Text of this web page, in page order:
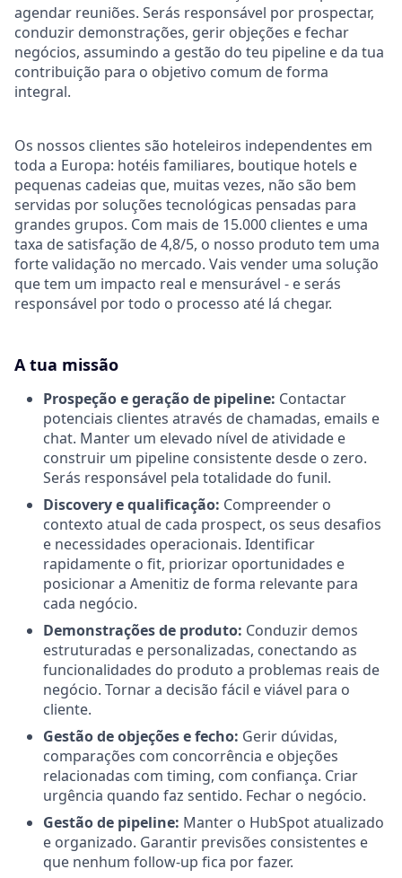
agendar reuniões. Serás responsável por prospectar,
conduzir demonstrações, gerir objeções e fechar
negócios, assumindo a gestão do teu pipeline e da tua
contribuição para o objetivo comum de forma
integral.
Os nossos clientes são hoteleiros independentes em
toda a Europa: hotéis familiares, boutique hotels e
pequenas cadeias que, muitas vezes, não são bem
servidas por soluções tecnológicas pensadas para
grandes grupos. Com mais de 15.000 clientes e uma
taxa de satisfação de 4,8/5, o nosso produto tem uma
forte validação no mercado. Vais vender uma solução
que tem um impacto real e mensurável - e serás
responsável por todo o processo até lá chegar.
A tua missão
Prospeção e geração de pipeline: Contactar
potenciais clientes através de chamadas, emails e
chat. Manter um elevado nível de atividade e
construir um pipeline consistente desde o zero.
Serás responsável pela totalidade do funil.
Discovery e qualificação: Compreender o
contexto atual de cada prospect, os seus desafios
e necessidades operacionais. Identificar
rapidamente o fit, priorizar oportunidades e
posicionar a Amenitiz de forma relevante para
cada negócio.
Demonstrações de produto: Conduzir demos
estruturadas e personalizadas, conectando as
funcionalidades do produto a problemas reais de
negócio. Tornar a decisão fácil e viável para o
cliente.
Gestão de objeções e fecho: Gerir dúvidas,
comparações com concorrência e objeções
relacionadas com timing, com confiança. Criar
urgência quando faz sentido. Fechar o negócio.
Gestão de pipeline: Manter o HubSpot atualizado
e organizado. Garantir previsões consistentes e
que nenhum follow-up fica por fazer.